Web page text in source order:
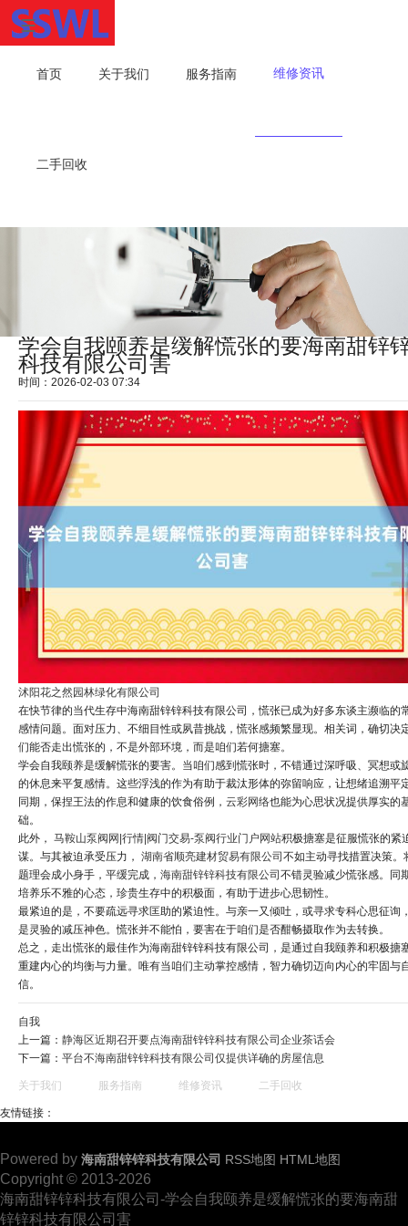
首页 关于我们 服务指南 维修资讯
二手回收
学会自我颐养是缓解慌张的要海南甜锌
科技有限公司害
时间：2026-02-03 07:34
沭阳花之然园林绿化有限公司
在快节律的当代生存中海南甜锌锌科技有限公司，慌张已成为好多东谈主濒临的
感情问题。面对压力、不细目性或夙昔挑战，慌张感频繁显现。相关词，确切决
们能否走出慌张的，不是外部环境，而是咱们若何搪塞。
学会自我颐养是缓解慌张的要害。当咱们感到慌张时，不错通过深呼吸、冥想或
的休息来平复感情。这些浮浅的作为有助于裁汰形体的弥留响应，让想绪追溯平
同期，保捏王法的作息和健康的饮食俗例， 云彩网络也能为心思状况提供厚实的
础。
此外， 马鞍山泵阀网|行情|阀门交易-泵阀行业门户网站积极搪塞是征服慌张的紧
谋。与其被迫承受压力， 湖南省顺亮建材贸易有限公司不如主动寻找措置决策。
题理会成小身手，平缓完成， 海南甜锌锌科技有限公司不错灵验减少慌张感。同
培养乐不雅的心态，珍贵生存中的积极面，有助于进步心思韧性。
最紧迫的是，不要疏远寻求匡助的紧迫性。与亲一又倾吐，或寻求专科心思征询
是灵验的减压神色。慌张并不能怕，要害在于咱们是否酣畅摄取作为去转换。
总之，走出慌张的最佳作为海南甜锌锌科技有限公司，是通过自我颐养和积极搪
重建内心的均衡与力量。唯有当咱们主动掌控感情，智力确切迈向内心的牢固与
信。
自我
上一篇： 静海区近期召开要点海南甜锌锌科技有限公司企业茶话会
下一篇： 平台不海南甜锌锌科技有限公司仅提供详确的房屋信息
关于我们 服务指南 维修资讯 二手回收
友情链接：
Powered by 海南甜锌锌科技有限公司 RSS地图 HTML地图
Copyright © 2013-2026
海南甜锌锌科技有限公司-学会自我颐养是缓解慌张的要海南甜
锌锌科技有限公司害